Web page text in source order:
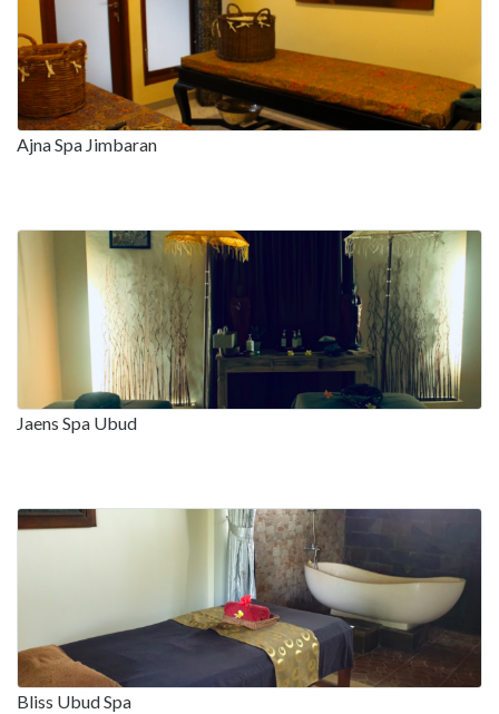
Ajna Spa Jimbaran
Jaens Spa Ubud
Bliss Ubud Spa